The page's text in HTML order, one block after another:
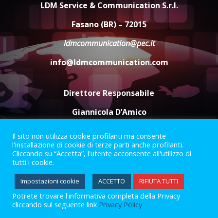
appuntamento con “Fasano in
7 Agosto 2026 06:05
US Fasano, Scianaro: “Profonda
amarezza per esclusione dal
campionato di calcio”
7 Agosto 2026 06:00
LDM Service & Communication S.r.l.
Fasano (BR) – 72015
ldmcommunication@pec.it
info@ldmcommunication.com
Direttore Responsabile
Giannicola D’Amico
Termini e Condizioni
Privacy Policy
Informazioni Legali
Facebook
Instagram
Youtube
2023 © Gofasano|Powered byCreativestudio
Il sito non utilizza cookie profilanti ma consente
l'installazione di cookie di terze parti anche profilanti.
Cliccando su “Accetta”, l'utente acconsente all'utilizzo di
tutti i cookie.
Impostazioni cookie ACCETTO RIFIUTA TUTTI
Potrete trovare l'informativa completa della Privacy
cliccando sul seguente link Privacy Policy